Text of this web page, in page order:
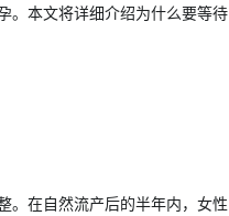
。本文将详细介绍为什么要等待
。在自然流产后的半年内，女性